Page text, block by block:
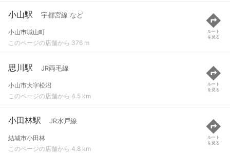
小山駅 宇都宮線 など
小山市城山町
このページの店舗から 376 m
ルート
を見る
思川駅 JR両毛線
小山市大字松沼
このページの店舗から 4.5 km
ルート
を見る
小田林駅 JR水戸線
結城市小田林
このページの店舗から 4.8 km
ルート
を見る